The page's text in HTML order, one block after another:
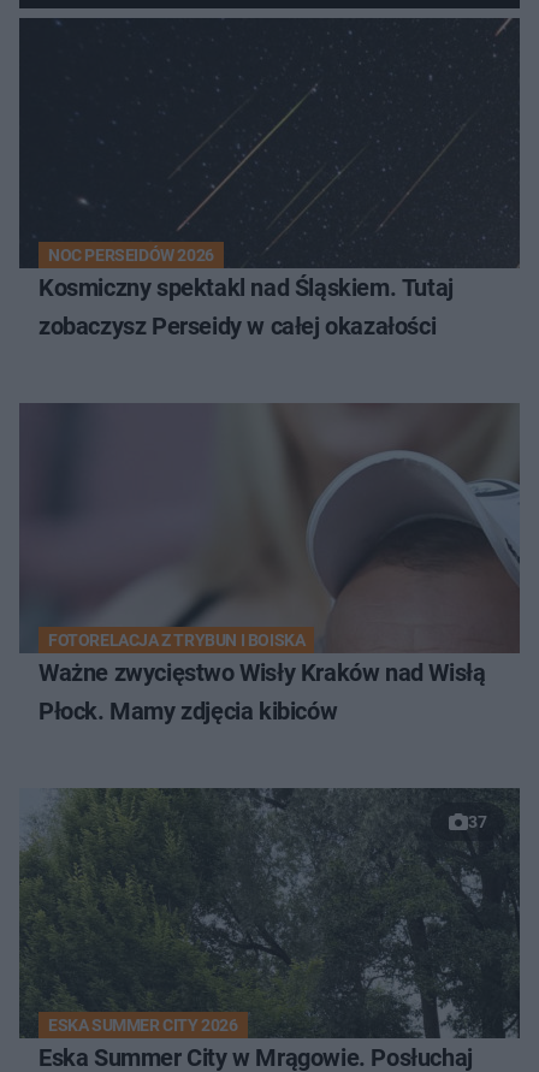
NOC PERSEIDÓW 2026
Kosmiczny spektakl nad Śląskiem. Tutaj
zobaczysz Perseidy w całej okazałości
FOTORELACJA Z TRYBUN I BOISKA
Ważne zwycięstwo Wisły Kraków nad Wisłą
Płock. Mamy zdjęcia kibiców
37
ESKA SUMMER CITY 2026
Eska Summer City w Mrągowie. Posłuchaj